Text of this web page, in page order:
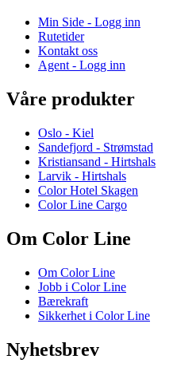
Min Side - Logg inn
Rutetider
Kontakt oss
Agent - Logg inn
Våre produkter
Oslo - Kiel
Sandefjord - Strømstad
Kristiansand - Hirtshals
Larvik - Hirtshals
Color Hotel Skagen
Color Line Cargo
Om Color Line
Om Color Line
Jobb i Color Line
Bærekraft
Sikkerhet i Color Line
Nyhetsbrev